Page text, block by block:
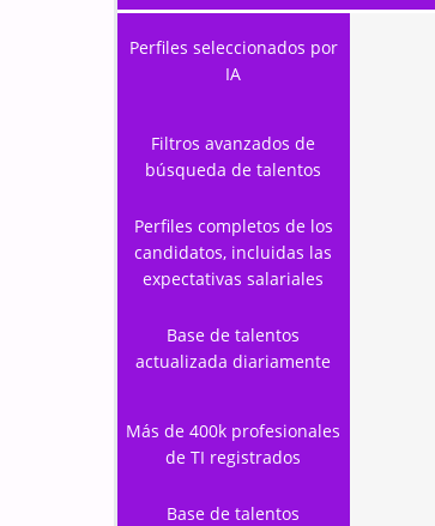
Perfiles seleccionados por
IA
Filtros avanzados de
búsqueda de talentos
Perfiles completos de los
candidatos, incluidas las
expectativas salariales
Base de talentos
actualizada diariamente
Más de 400k profesionales
de TI registrados
Base de talentos